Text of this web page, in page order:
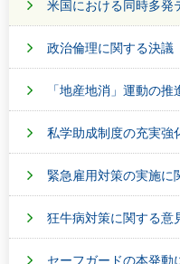
米国における同時多発
政治倫理に関する決議
「地産地消」運動の
私学助成制度の充実強
緊急雇用対策の実施に
狂牛病対策に関する意
セーフガードの本発動